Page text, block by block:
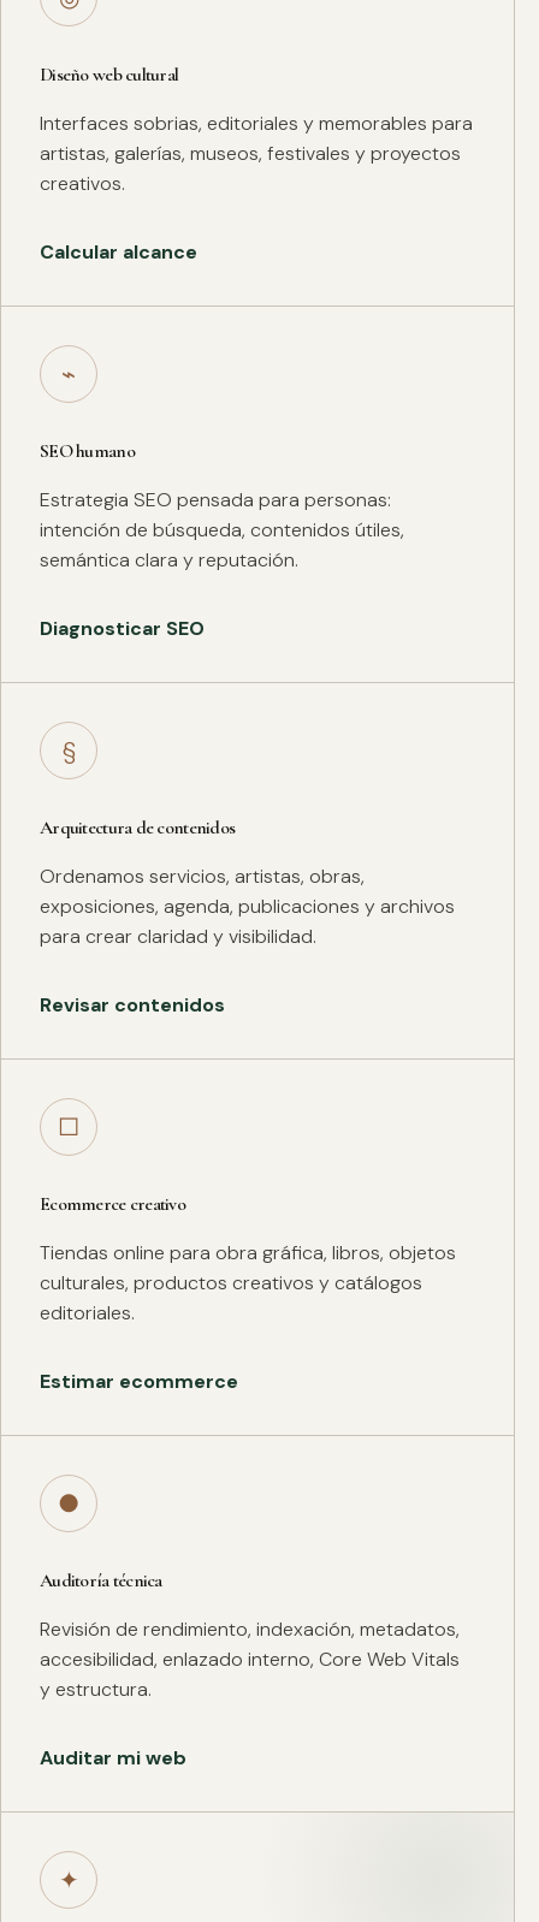
Diseño web cultural
Interfaces sobrias, editoriales y memorables para
artistas, galerías, museos, festivales y proyectos
creativos.
Calcular alcance
⌁
SEO humano
Estrategia SEO pensada para personas:
intención de búsqueda, contenidos útiles,
semántica clara y reputación.
Diagnosticar SEO
§
Arquitectura de contenidos
Ordenamos servicios, artistas, obras,
exposiciones, agenda, publicaciones y archivos
para crear claridad y visibilidad.
Revisar contenidos
□
Ecommerce creativo
Tiendas online para obra gráfica, libros, objetos
culturales, productos creativos y catálogos
editoriales.
Estimar ecommerce
●
Auditoría técnica
Revisión de rendimiento, indexación, metadatos,
accesibilidad, enlazado interno, Core Web Vitals
y estructura.
Auditar mi web
✦